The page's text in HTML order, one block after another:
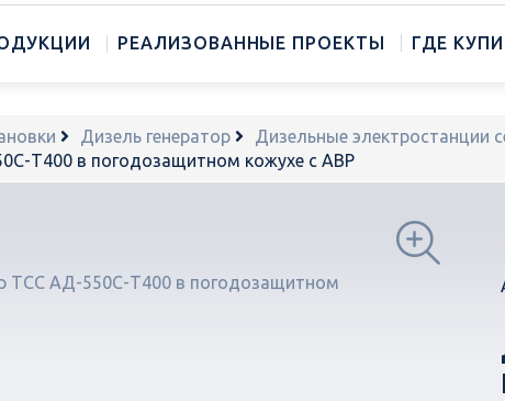
РЕАЛИЗОВАННЫЕ ПРОЕКТЫ ГДЕ
Дизель генератор
Дизельные электростанции
Т400 в погодозащитном кожухе с АВР